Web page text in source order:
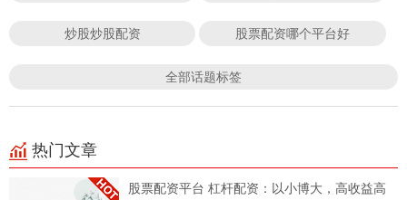
炒股炒股配资 股票配资哪个平台好
全部话题标签
热门文章
股票配资平台 杠杆配资：以小博大，高收益高